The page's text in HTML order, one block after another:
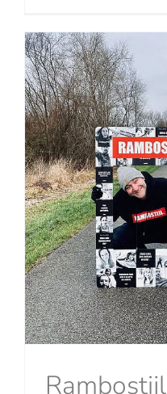
Rambostijl